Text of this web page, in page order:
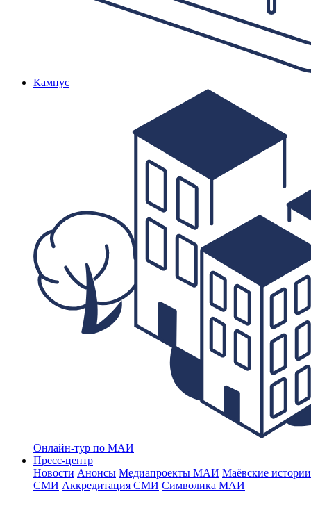
Кампус
Онлайн-тур по МАИ
Пресс-центр
Новости Анонсы Медиапроекты МАИ Маёвские
СМИ Аккредитация СМИ Символика МАИ